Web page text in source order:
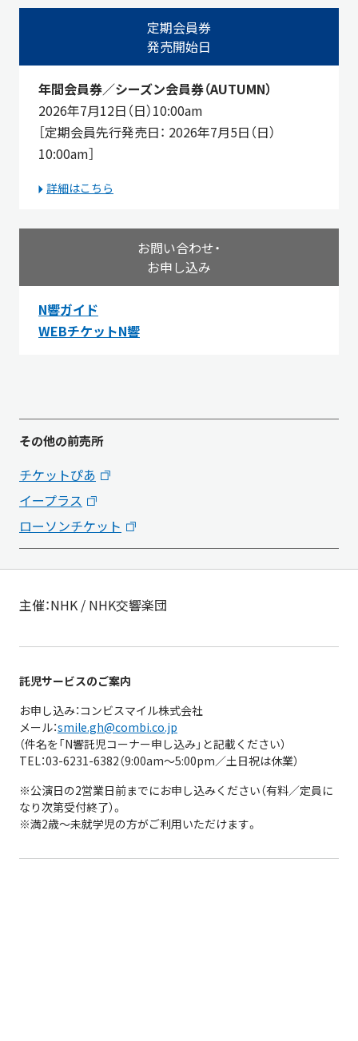
定期会員券
発売開始日
年間会員券／シーズン会員券（AUTUMN）
2026年7月12日（日）10:00am
［定期会員先行発売日： 2026年7月5日（日）
10:00am］
詳細はこちら
お問い合わせ・
お申し込み
N響ガイド
WEBチケットN響
その他の前売所
チケットぴあ
イープラス
ローソンチケット
主催：NHK / NHK交響楽団
託児サービスのご案内
お申し込み：コンビスマイル株式会社
メール：smile.gh@combi.co.jp
（件名を「N響託児コーナー申し込み」と記載ください）
TEL：03-6231-6382（9:00am～5:00pm／土日祝は休業）
※公演日の2営業日前までにお申し込みください（有料／定員に
なり次第受付終了）。
※満2歳～未就学児の方がご利用いただけます。